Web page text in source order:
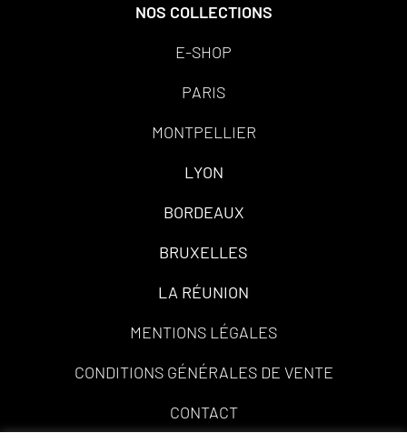
NOS COLLECTIONS
E-SHOP
PARIS
MONTPELLIER
LYON
BORDEAUX
BRUXELLES
LA RÉUNION
MENTIONS LÉGALES
CONDITIONS GÉNÉRALES DE VENTE
CONTACT